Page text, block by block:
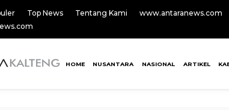
Top News Tentang Kami www.antaranews.com
HOME NUSANTARA NASIONAL ARTIKEL